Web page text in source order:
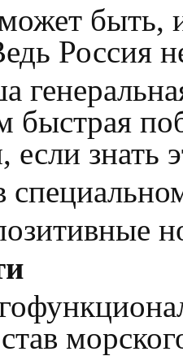
быть,
Россия
быстрая
знать